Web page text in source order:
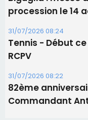
Les plus lus
Satine Nomary est
d'un spectacle qui
Bastia – Le festival
avant le concert